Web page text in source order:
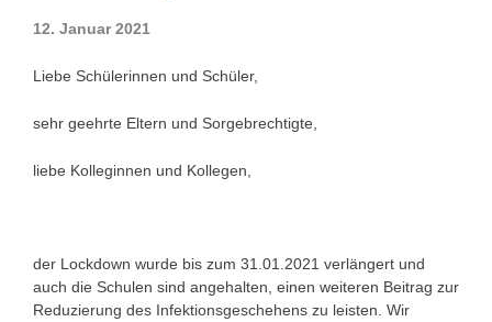
12. Januar 2021
Liebe Schülerinnen und Schüler,
sehr geehrte Eltern und Sorgebrechtigte,
liebe Kolleginnen und Kollegen,
der Lockdown wurde bis zum 31.01.2021 verlängert und
auch die Schulen sind angehalten, einen weiteren Beitrag zur
Reduzierung des Infektionsgeschehens zu leisten. Wir